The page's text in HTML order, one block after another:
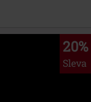
20%
Sleva